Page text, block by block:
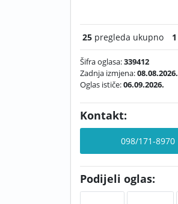
25 pregleda ukupno 1
Šifra oglasa:339412
Zadnja izmjena:08.08.2026.
Oglas ističe:06.09.2026.
Kontakt:
098/171-8970
Podijeli oglas: